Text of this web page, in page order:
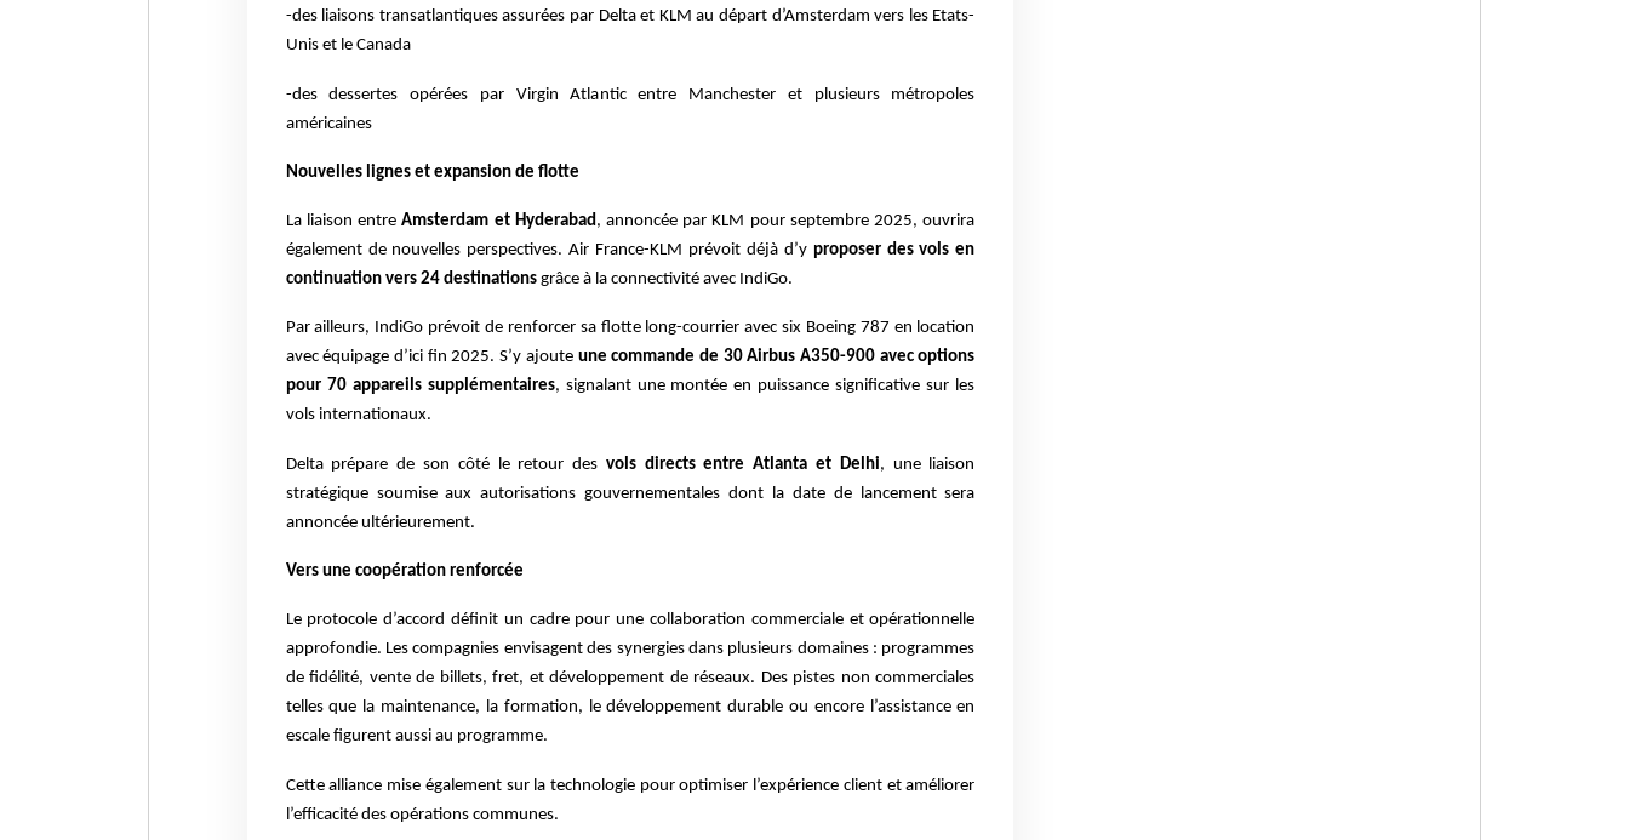
-des liaisons transatlantiques assurées par Delta et KLM au départ d’Amsterdam vers les Etats-
Unis et le Canada
-des dessertes opérées par Virgin Atlantic entre Manchester et plusieurs métropoles
américaines
Nouvelles lignes et expansion de flotte
La liaison entreAmsterdam et Hyderabad, annoncée par KLM pour septembre 2025, ouvrira
également de nouvelles perspectives. Air France-KLM prévoit déjà d’y proposer des vols en
continuation vers 24 destinationsgrâce à la connectivité avec IndiGo.
Par ailleurs, IndiGo prévoit de renforcer sa flotte long-courrier avec six Boeing 787 en location
avec équipage d’ici fin 2025. S’y ajoute une commande de 30 Airbus A350-900 avec options
pour 70 appareils supplémentaires, signalant une montée en puissance significative sur les
vols internationaux.
Delta prépare de son côté le retour des vols directs entre Atlanta et Delhi, une liaison
stratégique soumise aux autorisations gouvernementales dont la date de lancement sera
annoncée ultérieurement.
Vers une coopération renforcée
Le protocole d’accord définit un cadre pour une collaboration commerciale et opérationnelle
approfondie. Les compagnies envisagent des synergies dans plusieurs domaines : programmes
de fidélité, vente de billets, fret, et développement de réseaux. Des pistes non commerciales
telles que la maintenance, la formation, le développement durable ou encore l’assistance en
escale figurent aussi au programme.
Cette alliance mise également sur la technologie pour optimiser l’expérience client et améliorer
l’efficacité des opérations communes.